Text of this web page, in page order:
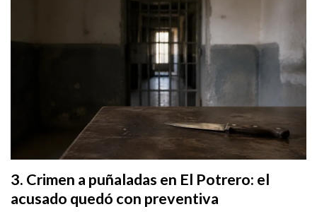
Crimen a puñaladas en El Potrero: el
acusado quedó con preventiva